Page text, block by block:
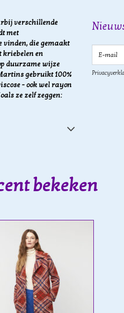
verschillende
met
vinden, die gemaakt
kriebelen en
duurzame wijze
gebruikt 100%
- ook wel rayon
ze zelf zeggen:
E-mail
bekeken